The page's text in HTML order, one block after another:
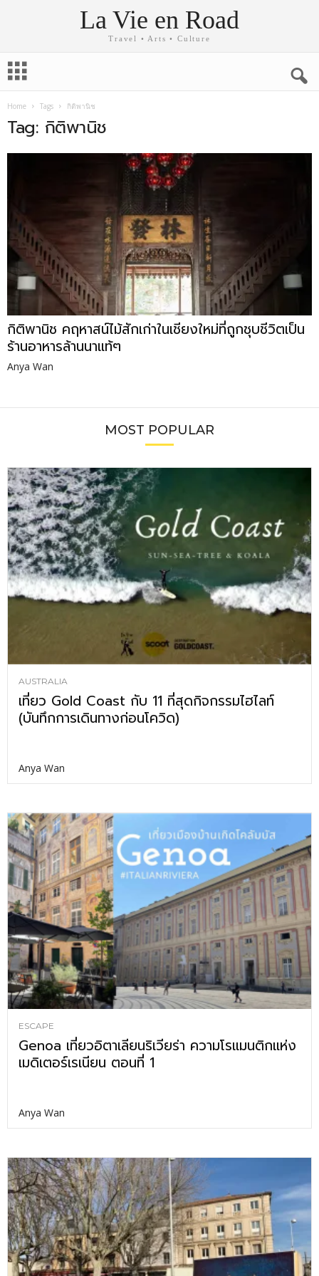
La Vie en Road
Travel • Arts • Culture
Home Tags กิติพานิช
Tag: กิติพานิช
กิติพานิช คฤหาสน์ไม้สักเก่าในเชียงใหม่ที่ถูกชุบชีวิตเป็น
ร้านอาหารล้านนาแท้ๆ
Anya Wan
MOST POPULAR
AUSTRALIA
เที่ยว Gold Coast กับ 11 ที่สุดกิจกรรมไฮไลท์
(บันทึกการเดินทางก่อนโควิด)
Anya Wan
ESCAPE
Genoa เที่ยวอิตาเลียนริเวียร่า ความโรแมนติกแห่ง
เมดิเตอร์เรเนียน ตอนที่ 1
Anya Wan